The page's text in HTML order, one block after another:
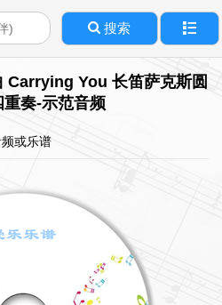
搜索
Carrying You 长笛萨克斯圆
重奏-示范音频
或乐谱